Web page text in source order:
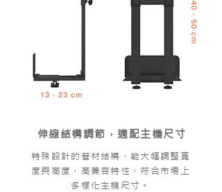
40 - 50 cm
13 - 23 cm
伸縮結構調節，適配主機尺寸
特殊設計的管材結構，能大幅調整寬
度與高度，高兼容特性，符合市場上
多樣化主機尺寸。